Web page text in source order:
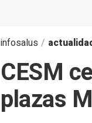
infosalus /
CESM
plazas